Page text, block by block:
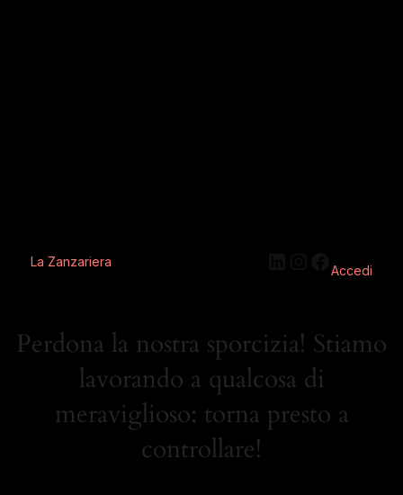
La Zanzariera
Accedi
Perdona la nostra sporcizia! Stiamo
lavorando a qualcosa di
meraviglioso: torna presto a
controllare!